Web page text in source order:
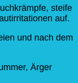
steife
auf.
und nach dem
Ärger